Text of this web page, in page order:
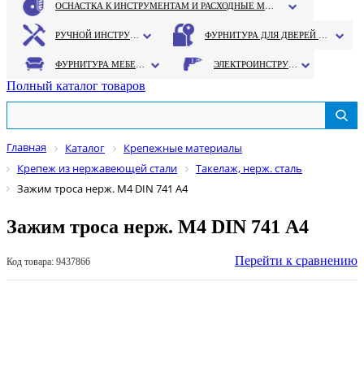
Полный каталог товаров
Главная Каталог
Крепежные материалы
Крепеж из нержавеющей стали
Такелаж, нерж. сталь
Зажим троса нерж. М4 DIN 741 А4
Зажим троса нерж. М4 DIN 741 А4
Код товара: 9437866 Перейти к сравнению